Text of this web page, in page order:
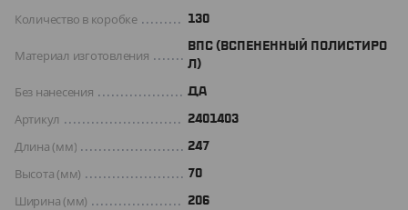
Количество в коробке 130
Материал изготовления
ВПС (ВСПЕНЕННЫЙ ПОЛИСТИРО
Л)
Без нанесения ДА
Артикул 2401403
Длина (мм) 247
Высота (мм) 70
Ширина (мм) 206